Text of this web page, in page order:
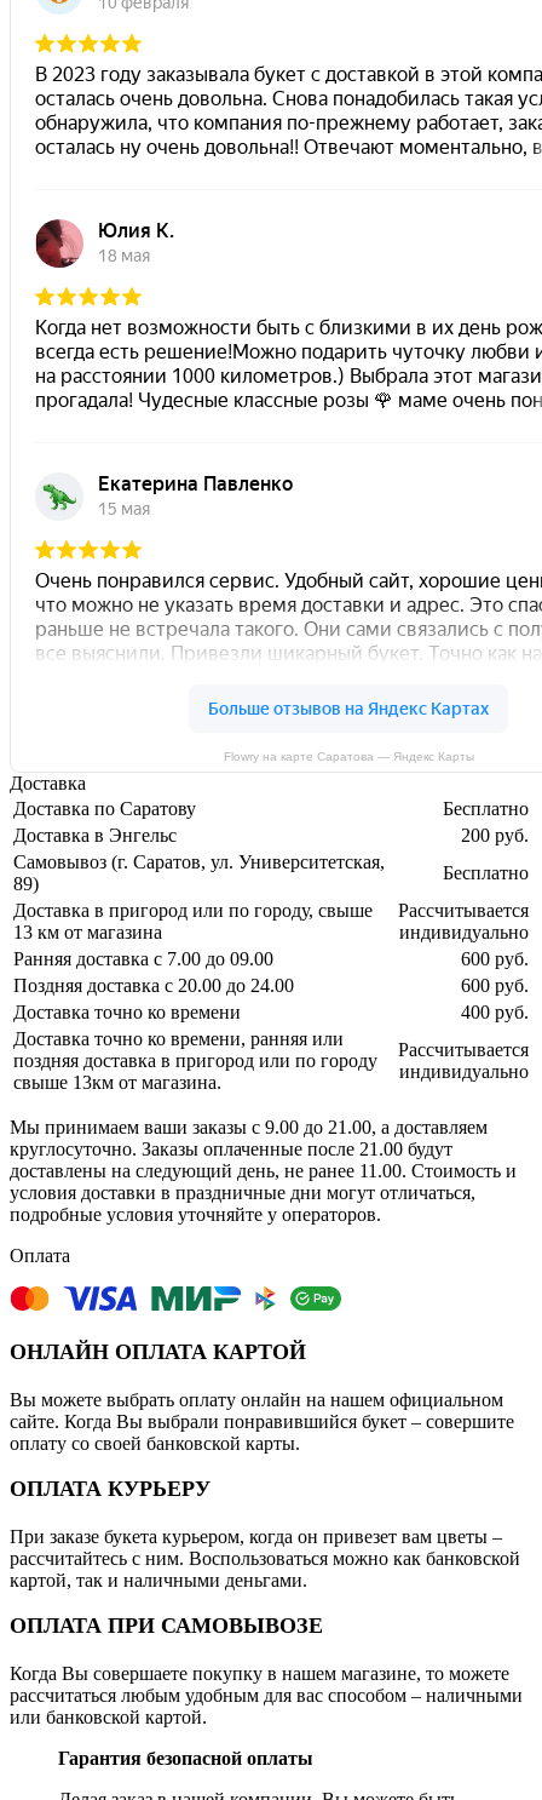
Flowry на карте Саратова — Яндекс Карты
Доставка
Доставка по Саратову
Бесплатно
Доставка в Энгельс
200 руб.
Самовывоз (г. Саратов, ул. Университетская,
89)
Бесплатно
Доставка в пригород или по городу, свыше
13 км от магазина
Рассчитывается
индивидуально
Ранняя доставка с 7.00 до 09.00
600 руб.
Поздняя доставка с 20.00 до 24.00
600 руб.
Доставка точно ко времени
400 руб.
Доставка точно ко времени, ранняя или
поздняя доставка в пригород или по городу
свыше 13км от магазина.
Рассчитывается
индивидуально
Мы принимаем ваши заказы с 9.00 до 21.00, а доставляем
круглосуточно. Заказы оплаченные после 21.00 будут
доставлены на следующий день, не ранее 11.00. Стоимость и
условия доставки в праздничные дни могут отличаться,
подробные условия уточняйте у операторов.
Оплата
ОНЛАЙН ОПЛАТА КАРТОЙ
Вы можете выбрать оплату онлайн на нашем официальном
сайте. Когда Вы выбрали понравившийся букет – совершите
оплату со своей банковской карты.
ОПЛАТА КУРЬЕРУ
При заказе букета курьером, когда он привезет вам цветы –
рассчитайтесь с ним. Воспользоваться можно как банковской
картой, так и наличными деньгами.
ОПЛАТА ПРИ САМОВЫВОЗЕ
Когда Вы совершаете покупку в нашем магазине, то можете
рассчитаться любым удобным для вас способом – наличными
или банковской картой.
Гарантия безопасной оплаты